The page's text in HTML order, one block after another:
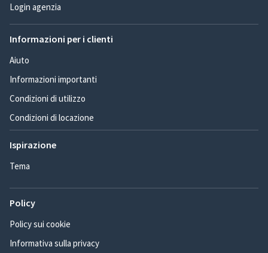
Login agenzia
Informazioni per i clienti
Aiuto
Informazioni importanti
Condizioni di utilizzo
Condizioni di locazione
Ispirazione
Tema
Policy
Policy sui cookie
Informativa sulla privacy